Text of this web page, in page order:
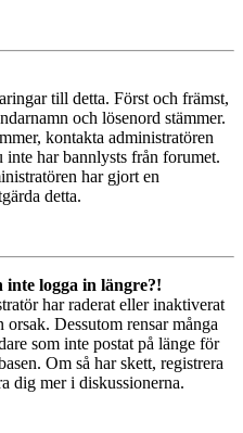
till detta. Först och främst,
och lösenord stämmer.
kontakta administratören
har bannlysts från forumet.
har gjort en
detta.
logga in längre?!
har raderat eller inaktiverat
Dessutom rensar många
som inte postat på länge för
Om så har skett, registrera
dig mer i diskussionerna.